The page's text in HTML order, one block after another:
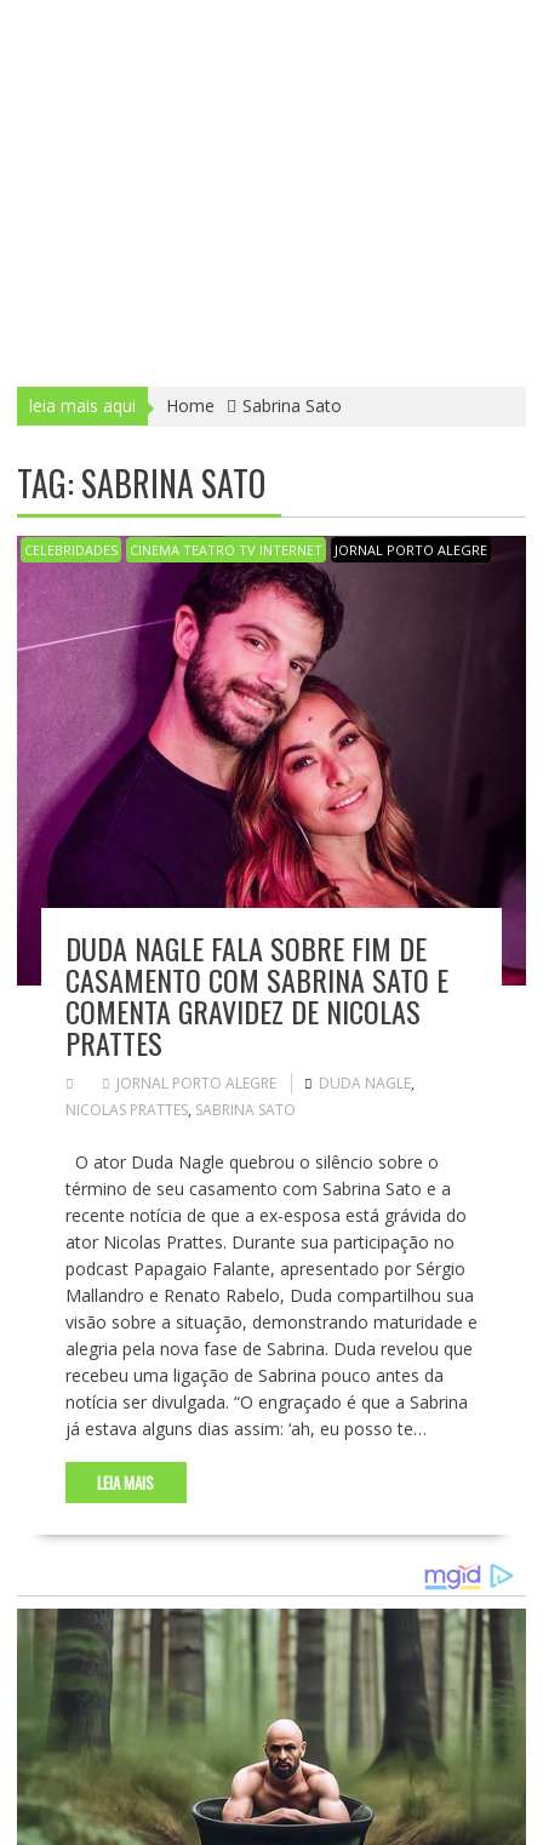
leia mais aqui Home Sabrina Sato
TAG: SABRINA SATO
CELEBRIDADES CINEMA TEATRO TV INTERNET JORNAL PORTO ALEGRE
DUDA NAGLE FALA SOBRE FIM DE
CASAMENTO COM SABRINA SATO E
COMENTA GRAVIDEZ DE NICOLAS
PRATTES
JORNAL PORTO ALEGRE DUDA NAGLE,
NICOLAS PRATTES, SABRINA SATO
O ator Duda Nagle quebrou o silêncio sobre o
término de seu casamento com Sabrina Sato e a
recente notícia de que a ex-esposa está grávida do
ator Nicolas Prattes. Durante sua participação no
podcast Papagaio Falante, apresentado por Sérgio
Mallandro e Renato Rabelo, Duda compartilhou sua
visão sobre a situação, demonstrando maturidade e
alegria pela nova fase de Sabrina. Duda revelou que
recebeu uma ligação de Sabrina pouco antes da
notícia ser divulgada. “O engraçado é que a Sabrina
já estava alguns dias assim: ‘ah, eu posso te…
LEIA MAIS